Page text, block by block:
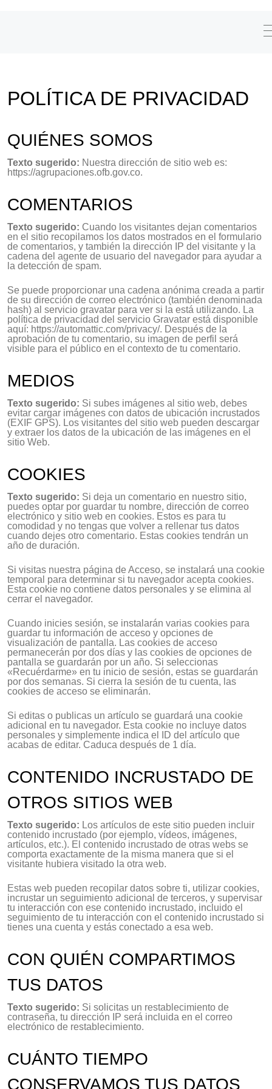
POLÍTICA DE PRIVACIDAD
QUIÉNES SOMOS
Texto sugerido: Nuestra dirección de sitio web es:
https://agrupaciones.ofb.gov.co.
COMENTARIOS
Texto sugerido: Cuando los visitantes dejan comentarios
en el sitio recopilamos los datos mostrados en el formulario
de comentarios, y también la dirección IP del visitante y la
cadena del agente de usuario del navegador para ayudar a
la detección de spam.
Se puede proporcionar una cadena anónima creada a partir
de su dirección de correo electrónico (también denominada
hash) al servicio gravatar para ver si la está utilizando. La
política de privacidad del servicio Gravatar está disponible
aquí: https://automattic.com/privacy/. Después de la
aprobación de tu comentario, su imagen de perfil será
visible para el público en el contexto de tu comentario.
MEDIOS
Texto sugerido: Si subes imágenes al sitio web, debes
evitar cargar imágenes con datos de ubicación incrustados
(EXIF GPS). Los visitantes del sitio web pueden descargar
y extraer los datos de la ubicación de las imágenes en el
sitio Web.
COOKIES
Texto sugerido: Si deja un comentario en nuestro sitio,
puedes optar por guardar tu nombre, dirección de correo
electrónico y sitio web en cookies. Estos es para tu
comodidad y no tengas que volver a rellenar tus datos
cuando dejes otro comentario. Estas cookies tendrán un
año de duración.
Si visitas nuestra página de Acceso, se instalará una cookie
temporal para determinar si tu navegador acepta cookies.
Esta cookie no contiene datos personales y se elimina al
cerrar el navegador.
Cuando inicies sesión, se instalarán varias cookies para
guardar tu información de acceso y opciones de
visualización de pantalla. Las cookies de acceso
permanecerán por dos días y las cookies de opciones de
pantalla se guardarán por un año. Si seleccionas
«Recuérdarme» en tu inicio de sesión, estas se guardarán
por dos semanas. Si cierra la sesión de tu cuenta, las
cookies de acceso se eliminarán.
Si editas o publicas un artículo se guardará una cookie
adicional en tu navegador. Esta cookie no incluye datos
personales y simplemente indica el ID del artículo que
acabas de editar. Caduca después de 1 día.
CONTENIDO INCRUSTADO DE
OTROS SITIOS WEB
Texto sugerido: Los artículos de este sitio pueden incluir
contenido incrustado (por ejemplo, vídeos, imágenes,
artículos, etc.). El contenido incrustado de otras webs se
comporta exactamente de la misma manera que si el
visitante hubiera visitado la otra web.
Estas web pueden recopilar datos sobre ti, utilizar cookies,
incrustar un seguimiento adicional de terceros, y supervisar
tu interacción con ese contenido incrustado, incluido el
seguimiento de tu interacción con el contenido incrustado si
tienes una cuenta y estás conectado a esa web.
CON QUIÉN COMPARTIMOS
TUS DATOS
Texto sugerido: Si solicitas un restablecimiento de
contraseña, tu dirección IP será incluida en el correo
electrónico de restablecimiento.
CUÁNTO TIEMPO
CONSERVAMOS TUS DATOS